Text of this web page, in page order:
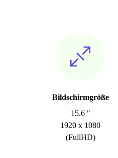
Bildschirmgröße
15.6 "
1920 x 1080
(FullHD)